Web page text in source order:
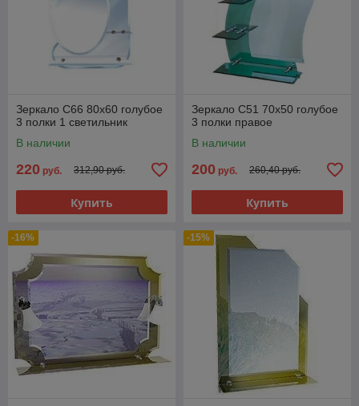
Зеркало C66 80x60 голубое
3 полки 1 светильник
В наличии
220 руб. 312,90 руб.
Купить
Зеркало C51 70x50 голубое
3 полки правое
В наличии
200 руб. 260,40 руб.
Купить
-16% -15%